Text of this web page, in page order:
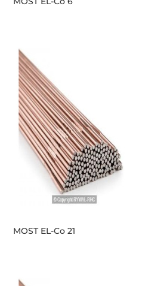
MOST EL-Co 21